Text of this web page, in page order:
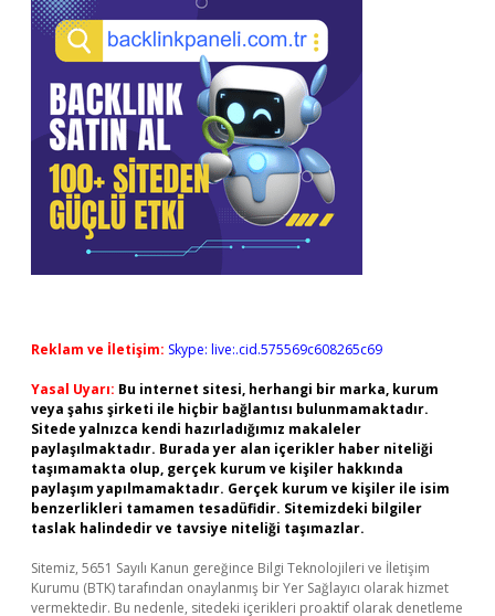
Reklam ve İletişim: Skype: live:.cid.575569c608265c69
Yasal Uyarı: Bu internet sitesi, herhangi bir marka, kurum
veya şahıs şirketi ile hiçbir bağlantısı bulunmamaktadır.
Sitede yalnızca kendi hazırladığımız makaleler
paylaşılmaktadır. Burada yer alan içerikler haber niteliği
taşımamakta olup, gerçek kurum ve kişiler hakkında
paylaşım yapılmamaktadır. Gerçek kurum ve kişiler ile isim
benzerlikleri tamamen tesadüfidir. Sitemizdeki bilgiler
taslak halindedir ve tavsiye niteliği taşımazlar.
Sitemiz, 5651 Sayılı Kanun gereğince Bilgi Teknolojileri ve İletişim
Kurumu (BTK) tarafından onaylanmış bir Yer Sağlayıcı olarak hizmet
vermektedir. Bu nedenle, sitedeki içerikleri proaktif olarak denetleme